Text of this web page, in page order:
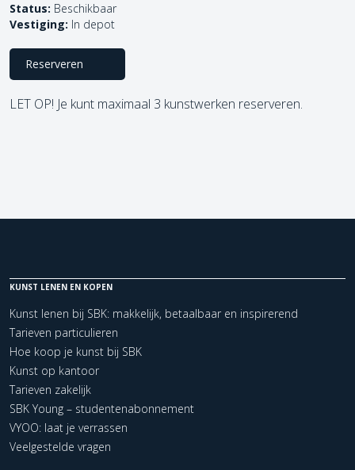
Status: Beschikbaar
Vestiging: In depot
Reserveren
LET OP! Je kunt maximaal 3 kunstwerken reserveren.
KUNST LENEN EN KOPEN
Kunst lenen bij SBK: makkelijk, betaalbaar en inspirerend
Tarieven particulieren
Hoe koop je kunst bij SBK
Kunst op kantoor
Tarieven zakelijk
SBK Young – studentenabonnement
VYOO: laat je verrassen
Veelgestelde vragen